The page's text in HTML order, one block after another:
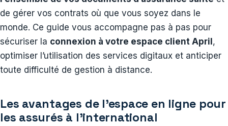
de gérer vos contrats où que vous soyez dans le
monde. Ce guide vous accompagne pas à pas pour
sécuriser la connexion à votre espace client April ,
optimiser l’utilisation des services digitaux et anticiper
toute difficulté de gestion à distance.
Les avantages de l’espace en ligne pour
les assurés à l’international